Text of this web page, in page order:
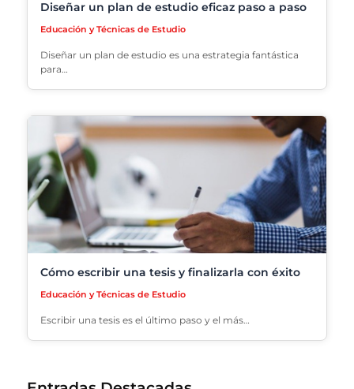
Diseñar un plan de estudio eficaz paso a paso
Educación y Técnicas de Estudio
Diseñar un plan de estudio es una estrategia fantástica
para…
Cómo escribir una tesis y finalizarla con éxito
Educación y Técnicas de Estudio
Escribir una tesis es el último paso y el más…